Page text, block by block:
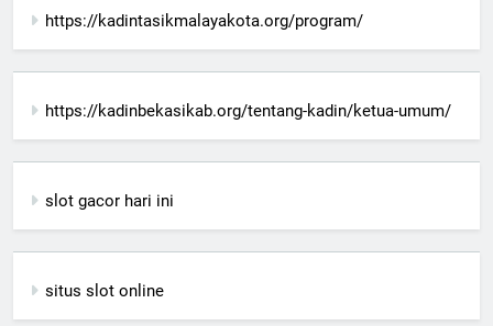
https://kadintasikmalayakota.org/program/
https://kadinbekasikab.org/tentang-kadin/ketua-umum/
slot gacor hari ini
situs slot online